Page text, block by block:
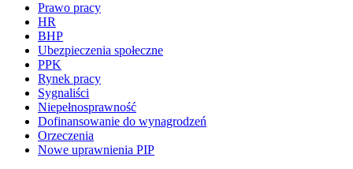
Prawo pracy
HR
BHP
Ubezpieczenia społeczne
PPK
Rynek pracy
Sygnaliści
Niepełnosprawność
Dofinansowanie do wynagrodzeń
Orzeczenia
Nowe uprawnienia PIP